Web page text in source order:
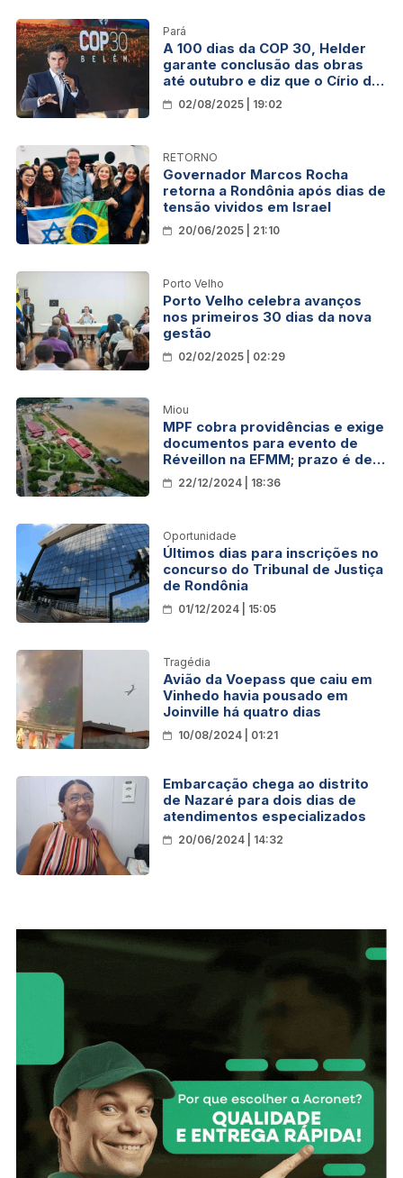
Pará
A 100 dias da COP 30, Helder
garante conclusão das obras
até outubro e diz que o Círio de
Nazaré será teste para o
evento
02/08/2025 | 19:02
RETORNO
Governador Marcos Rocha
retorna a Rondônia após dias de
tensão vividos em Israel
20/06/2025 | 21:10
Porto Velho
Porto Velho celebra avanços
nos primeiros 30 dias da nova
gestão
02/02/2025 | 02:29
Miou
MPF cobra providências e exige
documentos para evento de
Réveillon na EFMM; prazo é de 3
dias22/12/2024 | 18:36
Oportunidade
Últimos dias para inscrições no
concurso do Tribunal de Justiça
de Rondônia
01/12/2024 | 15:05
Tragédia
Avião da Voepass que caiu em
Vinhedo havia pousado em
Joinville há quatro dias
10/08/2024 | 01:21
Embarcação chega ao distrito
de Nazaré para dois dias de
atendimentos especializados
20/06/2024 | 14:32